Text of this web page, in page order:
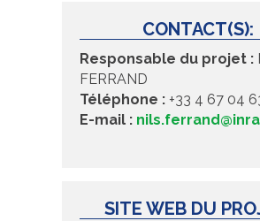
CONTACT(S):
Responsable du projet :
FERRAND
Téléphone : +33 4 67 04
E-mail :
SITE WEB DU